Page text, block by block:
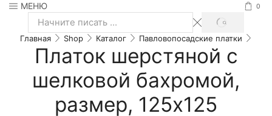
МЕНЮ 0
Search
input
SEARCH
Главная Shop Каталог Павловопосадские платки
Платок шерстяной с
шелковой бахромой,
размер, 125x125